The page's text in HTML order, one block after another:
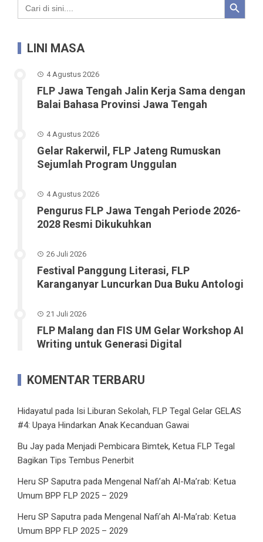
for:
LINI MASA
4 Agustus 2026
FLP Jawa Tengah Jalin Kerja Sama dengan
Balai Bahasa Provinsi Jawa Tengah
4 Agustus 2026
Gelar Rakerwil, FLP Jateng Rumuskan
Sejumlah Program Unggulan
4 Agustus 2026
Pengurus FLP Jawa Tengah Periode 2026-
2028 Resmi Dikukuhkan
26 Juli 2026
Festival Panggung Literasi, FLP
Karanganyar Luncurkan Dua Buku Antologi
21 Juli 2026
FLP Malang dan FIS UM Gelar Workshop AI
Writing untuk Generasi Digital
KOMENTAR TERBARU
Hidayatul pada Isi Liburan Sekolah, FLP Tegal Gelar GELAS
#4: Upaya Hindarkan Anak Kecanduan Gawai
Bu Jay pada Menjadi Pembicara Bimtek, Ketua FLP Tegal
Bagikan Tips Tembus Penerbit
Heru SP Saputra pada Mengenal Nafi’ah Al-Ma’rab: Ketua
Umum BPP FLP 2025 – 2029
Heru SP Saputra pada Mengenal Nafi’ah Al-Ma’rab: Ketua
Umum BPP FLP 2025 – 2029